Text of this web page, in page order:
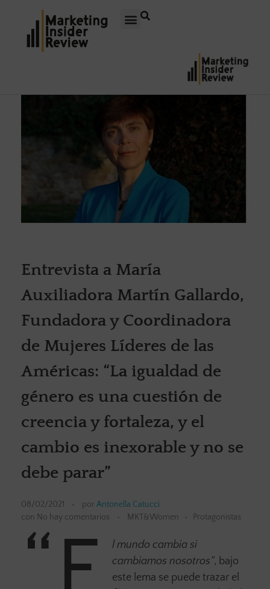
Entrevista a María
Auxiliadora Martín Gallardo,
Fundadora y Coordinadora
de Mujeres Líderes de las
Américas: “La igualdad de
género es una cuestión de
creencia y fortaleza, y el
cambio es inexorable y no se
debe parar”
08/02/2021 por Antonella Catucci
con No hay comentarios MKT&Women Protagonistas
l mundo cambia si
cambiamos nosotros”, bajo
este lema se puede trazar el